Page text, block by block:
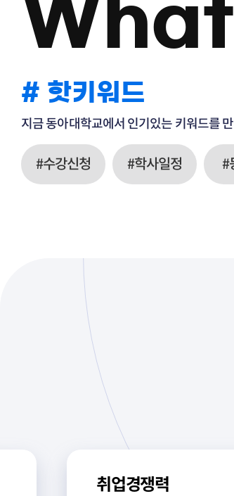
# 핫키워드
지금 동아대학교에서 인기있는 키워드를
#수강신청 #학사일정 #
취업선호분야